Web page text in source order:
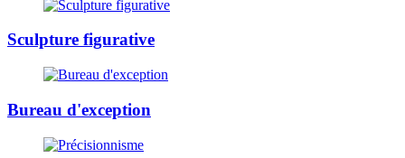
Sculpture figurative
Bureau d'exception